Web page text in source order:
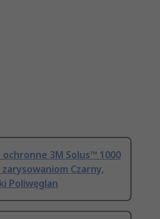
3M Solus™ 1000
Czarny,
Poliwęglan